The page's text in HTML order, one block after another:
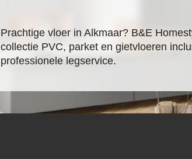
Prachtige vloer in Alkmaar? B&E
collectie PVC, parket en gietvloeren
professionele legservice.